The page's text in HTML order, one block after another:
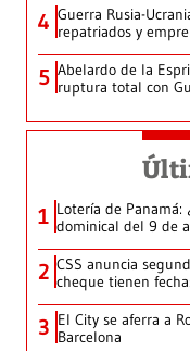
4 Guerra Rusia-
repatriados y
5 Abelardo de la
ruptura total con
1 Lotería de Panamá:
dominical del 9 de
2 CSS anuncia
cheque tienen
3 El City se aferra a
Barcelona